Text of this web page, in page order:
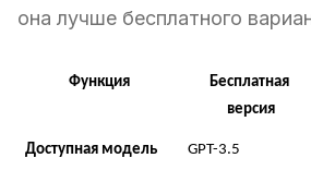
она лучше бесплатного
Функция
Бесплатная
версия
Доступная модель GPT-3.5